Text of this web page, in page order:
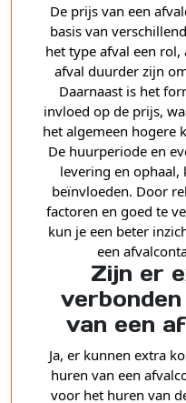
De prijs van een
basis van
het type afval een
afval duurder zijn
Daarnaast is het
invloed op de prijs,
het algemeen hogere
De huurperiode en
levering en
beïnvloeden. Door
factoren en goed te
kun je een beter
een
Zijn er
van een
Ja, er kunnen extra
huren van een
voor het huren van